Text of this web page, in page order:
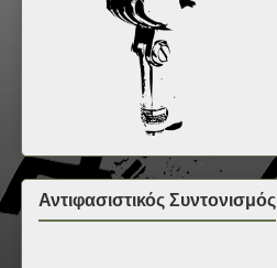
Αντιφασιστικός Συντονισμός